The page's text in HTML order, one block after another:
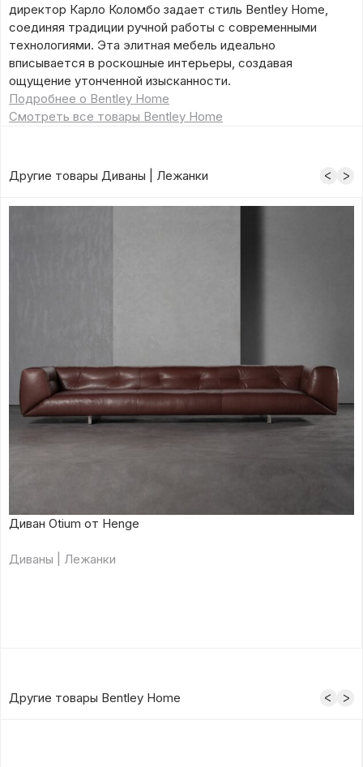
директор Карло Коломбо задает стиль Bentley Home,
соединяя традиции ручной работы с современными
технологиями. Эта элитная мебель идеально
вписывается в роскошные интерьеры, создавая
ощущение утонченной изысканности.
Подробнее о Bentley Home
Смотреть все товары Bentley Home
Другие товары Диваны | Лежанки
Диван Otium от Henge
Диваны | Лежанки
Другие товары Bentley Home